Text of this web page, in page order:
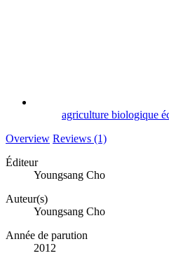
agriculture biologique
Overview Reviews (1)
Éditeur
Youngsang Cho
Auteur(s)
Youngsang Cho
Année de parution
2012